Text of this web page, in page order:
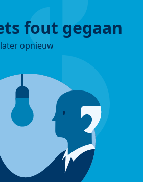
fout gegaan
opnieuw